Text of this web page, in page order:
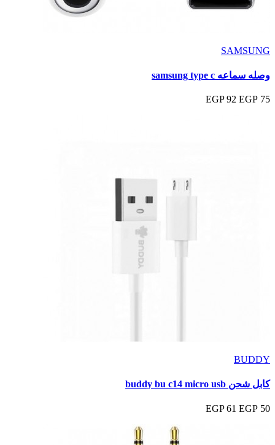
SAMSUNG
وصله سماعه samsung type c
75 EGP
92 EGP
BUDDY
كابل شحن buddy bu c14 micro usb
50 EGP
61 EGP